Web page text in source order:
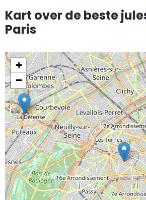
Kart over de beste
Paris
+
−